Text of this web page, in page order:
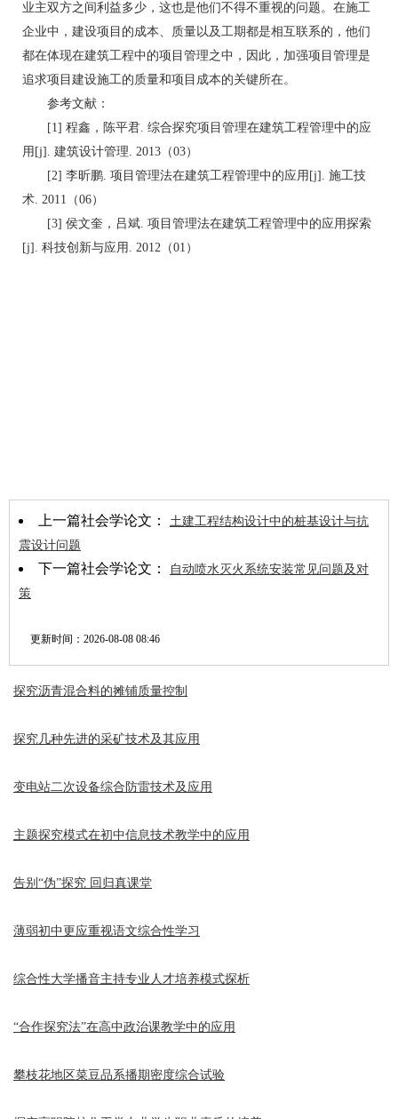
业主双方之间利益多少，这也是他们不得不重视的问题。在施工
企业中，建设项目的成本、质量以及工期都是相互联系的，他们
都在体现在建筑工程中的项目管理之中，因此，加强项目管理是
追求项目建设施工的质量和项目成本的关键所在。
参考文献：
[1] 程鑫，陈平君. 综合探究项目管理在建筑工程管理中的应
用[j]. 建筑设计管理. 2013（03）
[2] 李昕鹏. 项目管理法在建筑工程管理中的应用[j]. 施工技
术. 2011（06）
[3] 侯文奎，吕斌. 项目管理法在建筑工程管理中的应用探索
[j]. 科技创新与应用. 2012（01）
上一篇社会学论文： 土建工程结构设计中的桩基设计与抗
震设计问题
下一篇社会学论文：
自动喷水灭火系统安装常见问题及对
策
更新时间： 2026-08-08 08:46
探究沥青混合料的摊铺质量控制
探究几种先进的采矿技术及其应用
变电站二次设备综合防雷技术及应用
主题探究模式在初中信息技术教学中的应用
告别“伪”探究 回归真课堂
薄弱初中更应重视语文综合性学习
综合性大学播音主持专业人才培养模式探析
“合作探究法”在高中政治课教学中的应用
攀枝花地区菜豆品系播期密度综合试验